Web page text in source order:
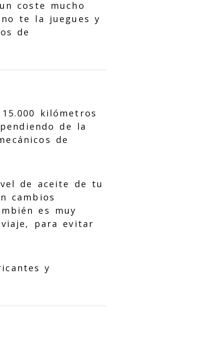
coste mucho
te la juegues y
de
kilómetros
de la
de
de aceite de tu
cambios
es muy
para evitar
y